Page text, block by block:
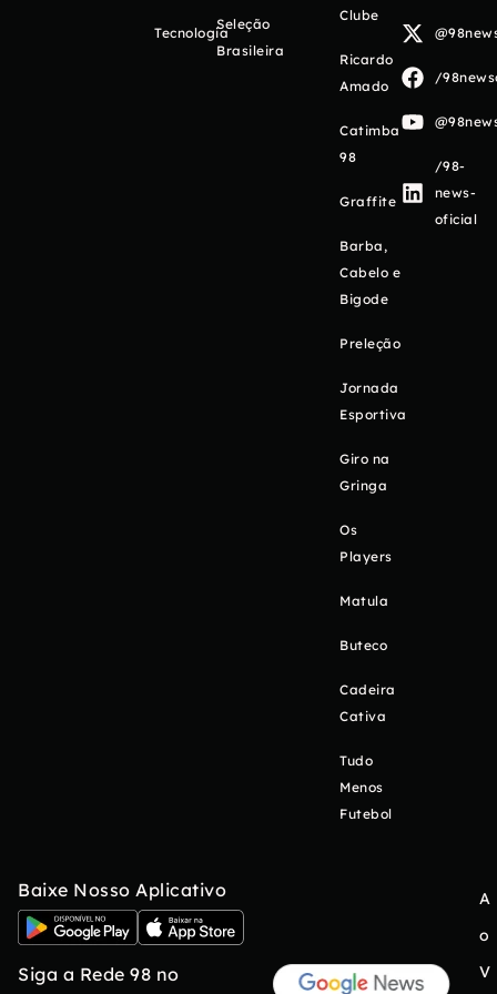
Tecnologia
Seleção
Brasileira
Clube
Ricardo
Amado
Catimba
98
Graffite
Barba,
Cabelo e
Bigode
Preleção
Jornada
Esportiva
Giro na
Gringa
Os
Players
Matula
Buteco
Cadeira
Cativa
Tudo
Menos
Futebol
/
/98-
news-
oficial
Baixe Nosso Aplicativo
Siga a Rede 98 no
A
o
V